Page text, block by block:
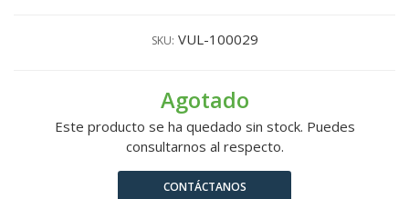
SKU: VUL-100029
Agotado
Este producto se ha quedado sin stock. Puedes
consultarnos al respecto.
CONTÁCTANOS